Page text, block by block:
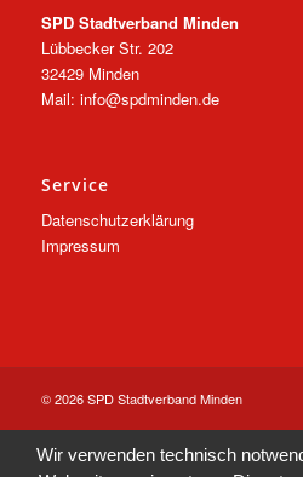
SPD Stadtverband Minden
Lübbecker Str. 202
32429 Minden
Mail: info@spdminden.de
Service
Datenschutzerklärung
Impressum
© 2026 SPD Stadtverband Minden
Wir verwenden technisch